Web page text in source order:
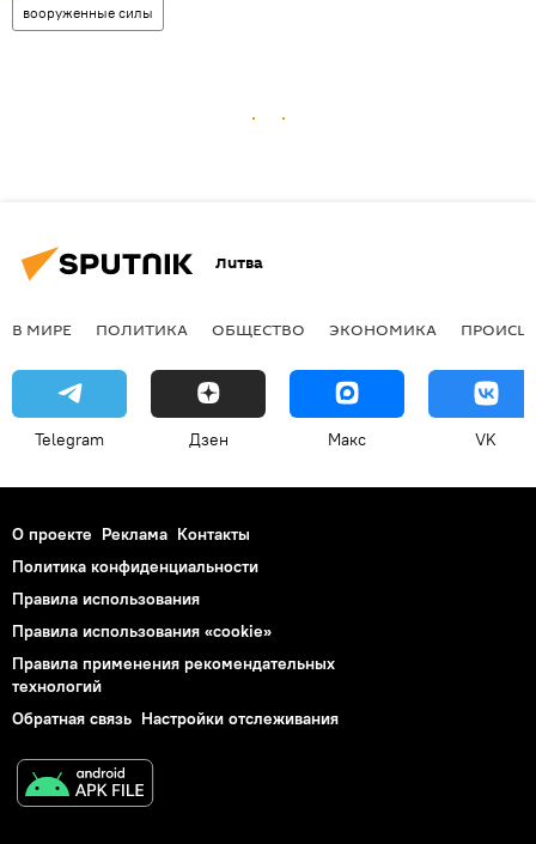
вооруженные силы
Литва
В МИРЕ ПОЛИТИКА ОБЩЕСТВО ЭКОНОМИКА
Telegram Дзен Макс VK
О проекте Реклама Контакты
Политика конфиденциальности
Правила использования
Правила использования «cookie»
Правила применения рекомендательных
технологий
Обратная связь Настройки отслеживания